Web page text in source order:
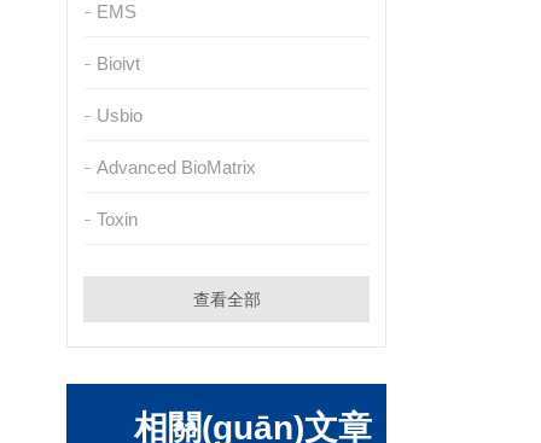
EMS
Bioivt
Usbio
Advanced BioMatrix
Toxin
查看全部
相關(guān)文章